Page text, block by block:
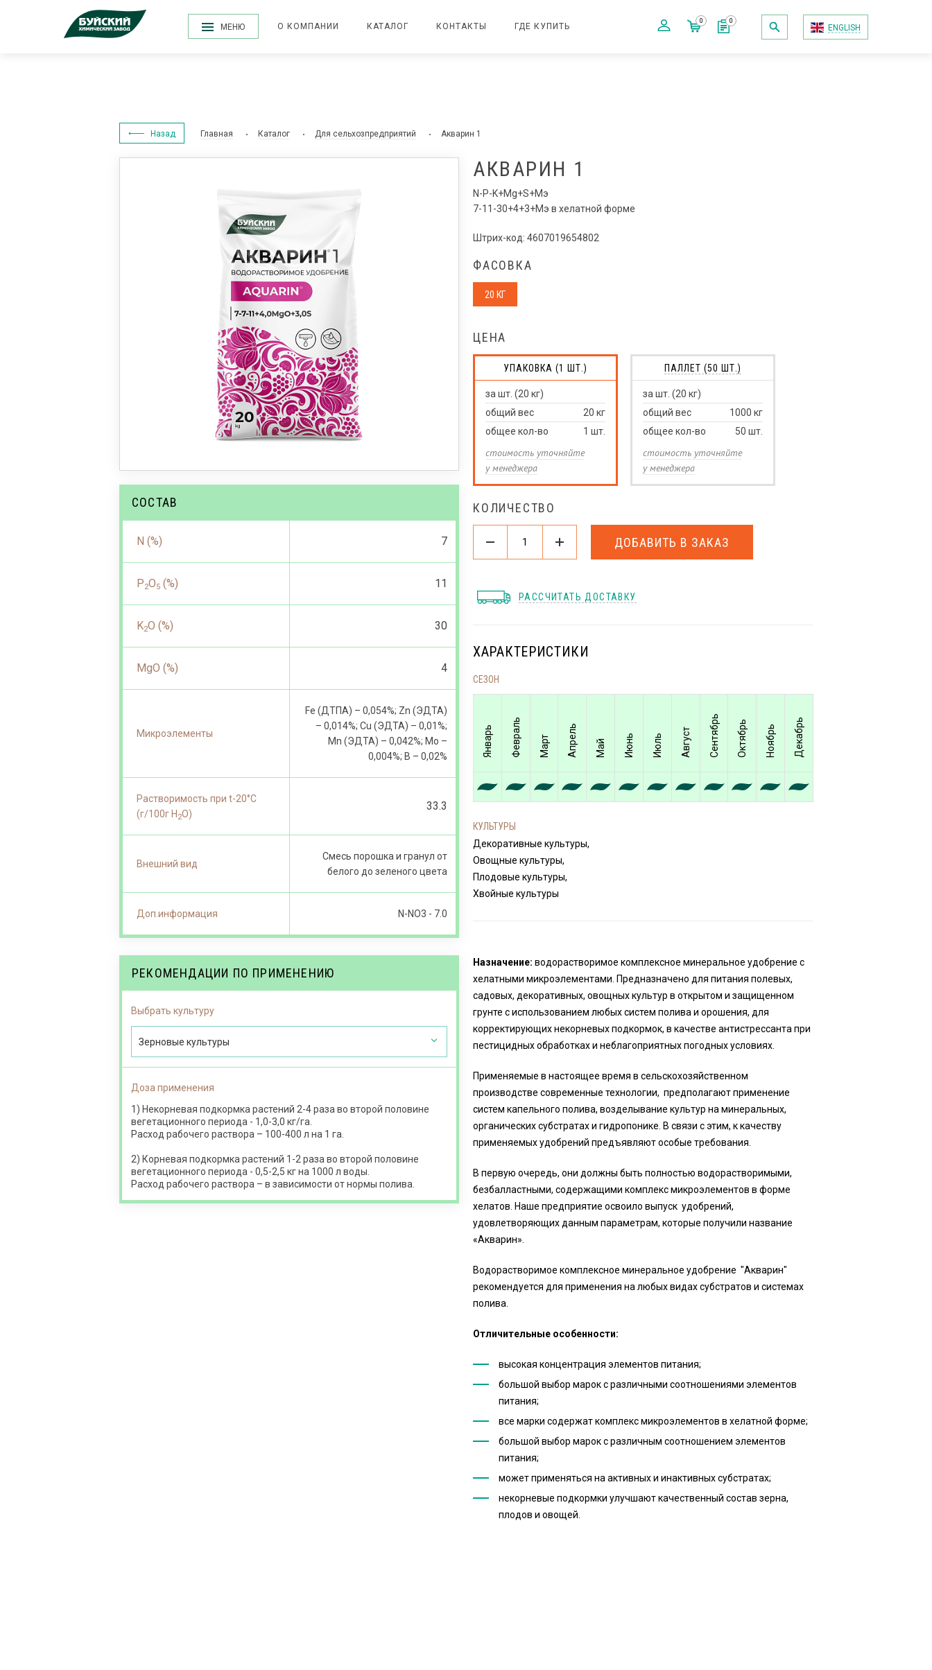
МЕНЮ О КОМПАНИИ КАТАЛОГ КОНТАКТЫ ГДЕ КУПИТЬ ENGLISH
0 0
Назад Главная Каталог Для сельхозпредприятий Акварин 1
АКВАРИН 1
N-P-K+Mg+S+Мэ
7-11-30+4+3+Мэ в хелатной форме
Штрих-код: 4607019654802
ФАСОВКА
20 КГ
ЦЕНА
УПАКОВКА (1 ШТ.)
за шт. (20 кг)
общий вес
20 кг
общее кол-во
1 шт.
стоимость уточняйте
у менеджера
ПАЛЛЕТ (50 ШТ.)
за шт. (20 кг)
общий вес
1000 кг
общее кол-во
50 шт.
стоимость уточняйте
у менеджера
КОЛИЧЕСТВО
ДОБАВИТЬ В ЗАКАЗ
РАССЧИТАТЬ ДОСТАВКУ
ХАРАКТЕРИСТИКИ
СЕЗОН
Январь Февраль Март Апрель Май Июнь Июль Август Сентябрь Октябрь Ноябрь Декабрь
КУЛЬТУРЫ
Декоративные культуры,
Овощные культуры,
Плодовые культуры,
Хвойные культуры
Назначение: водорастворимое комплексное минеральное удобрение с
хелатными микроэлементами. Предназначено для питания полевых,
садовых, декоративных, овощных культур в открытом и защищенном
грунте с использованием любых систем полива и орошения, для
корректирующих некорневых подкормок, в качестве антистрессанта при
пестицидных обработках и неблагоприятных погодных условиях.
Применяемые в настоящее время в сельскохозяйственном
производстве современные технологии, предполагают применение
систем капельного полива, возделывание культур на минеральных,
органических субстратах и гидропонике. В связи с этим, к качеству
применяемых удобрений предъявляют особые требования.
В первую очередь, они должны быть полностью водорастворимыми,
безбалластными, содержащими комплекс микроэлементов в форме
хелатов. Наше предприятие освоило выпуск удобрений,
удовлетворяющих данным параметрам, которые получили название
«Акварин».
Водорастворимое комплексное минеральное удобрение "Акварин"
рекомендуется для применения на любых видах субстратов и системах
полива.
Отличительные особенности:
высокая концентрация элементов питания;
большой выбор марок с различными соотношениями элементов
питания;
все марки содержат комплекс микроэлементов в хелатной форме;
большой выбор марок с различным соотношением элементов
питания;
может применяться на активных и инактивных субстратах;
некорневые подкормки улучшают качественный состав зерна,
плодов и овощей.
СОСТАВ
N (%) 7
P2O5 (%) 11
K2O (%) 30
MgO (%) 4
Микроэлементы
Fe (ДТПА) – 0,054%; Zn (ЭДТА)
– 0,014%; Cu (ЭДТА) – 0,01%;
Mn (ЭДТА) – 0,042%; Mo –
0,004%; B – 0,02%
Растворимость при t-20°С
(г/100г Н 2О)
33.3
Внешний вид
Смесь порошка и гранул от
белого до зеленого цвета
Доп.информация N-NO 3 - 7.0
РЕКОМЕНДАЦИИ ПО ПРИМЕНЕНИЮ
Выбрать культуру
Зерновые культуры
Доза применения
1) Некорневая подкормка растений 2-4 раза во второй половине
вегетационного периода - 1,0-3,0 кг/га.
Расход рабочего раствора – 100-400 л на 1 га.
2) Корневая подкормка растений 1-2 раза во второй половине
вегетационного периода - 0,5-2,5 кг на 1000 л воды.
Расход рабочего раствора – в зависимости от нормы полива.